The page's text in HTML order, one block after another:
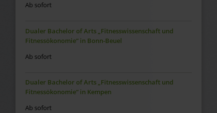
Ab sofort
Dualer Bachelor of Arts „Fitnesswissenschaft und
Fitnessökonomie“ in Bonn-Beuel
Ab sofort
Dualer Bachelor of Arts „Fitnesswissenschaft und
Fitnessökonomie“ in Kempen
Ab sofort